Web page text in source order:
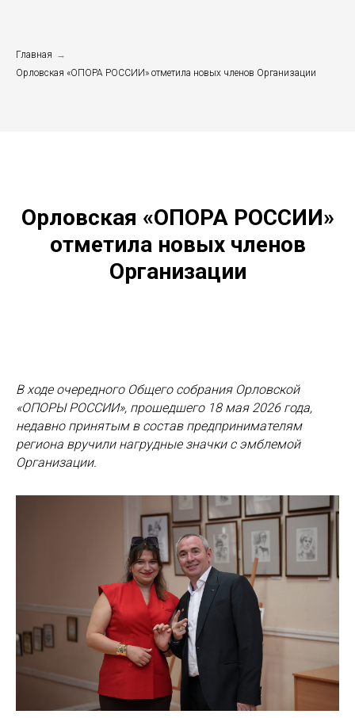
Главная →
Орловская «ОПОРА РОССИИ» отметила новых членов Организации
Орловская «ОПОРА РОССИИ»
отметила новых членов
Организации
В ходе очередного Общего собрания Орловской
«ОПОРЫ РОССИИ», прошедшего 18 мая 2026 года,
недавно принятым в состав предпринимателям
региона вручили нагрудные значки с эмблемой
Организации.